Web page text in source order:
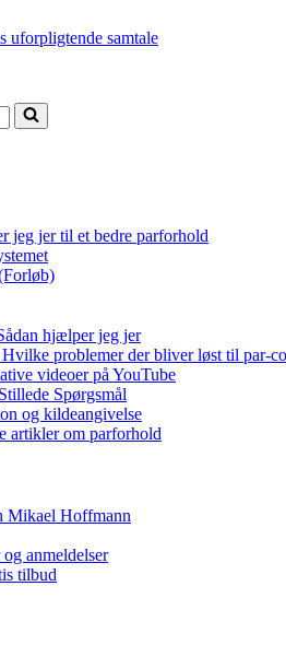
uforpligtende samtale
jeg jer til et bedre parforhold
hjælper jeg jer
Hvilke problemer der bliver løst til par-
videoer på YouTube
Spørgsmål
og kildeangivelse
artikler om parforhold
Mikael Hoffmann
anmeldelser
tilbud